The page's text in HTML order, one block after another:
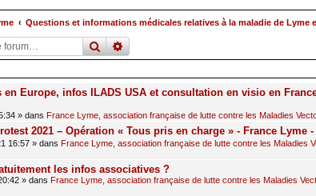
Questions et informations médicales relatives à la maladie de Lyme
rechercher
recherche
en Europe, infos ILADS USA et consultation en visio en
» dans France Lyme, association française de lutte contre les Maladies
2021 – Opération « Tous pris en charge » - France Lyme -
16:57 » dans France Lyme, association française de lutte contre les Maladies
les infos associatives ?
» dans France Lyme, association française de lutte contre les Maladies